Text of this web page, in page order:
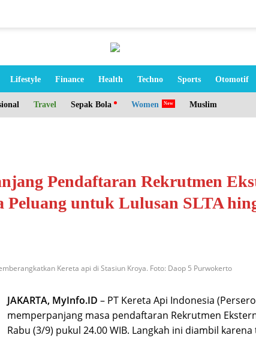
Lifestyle Finance Health Techno Sports Otomotif
Travel Sepak Bola Women Muslim
Pendaftaran Rekrutmen
Peluang untuk Lulusan SLTA
Kereta api di Stasiun Kroya. Foto: Daop 5 Purwokerto
JAKARTA, MyInfo.ID – PT Kereta Api Indonesia
memperpanjang masa pendaftaran Rekrutmen
Rabu (3/9) pukul 24.00 WIB. Langkah ini diambil